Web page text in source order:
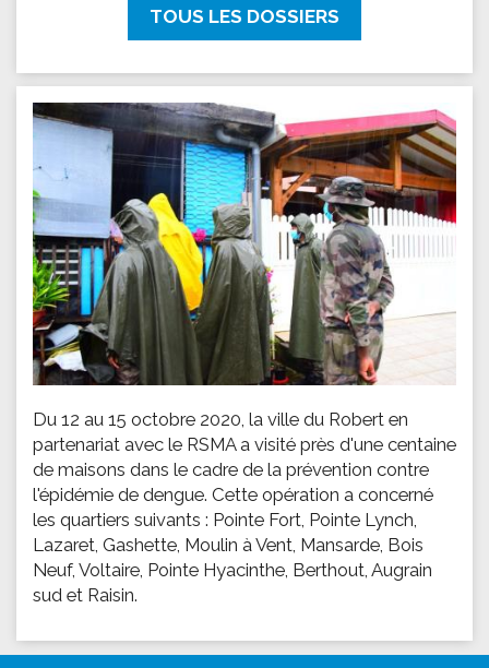
TOUS LES DOSSIERS
Du 12 au 15 octobre 2020, la ville du Robert en
partenariat avec le RSMA a visité près d'une centaine
de maisons dans le cadre de la prévention contre
l'épidémie de dengue. Cette opération a concerné
les quartiers suivants : Pointe Fort, Pointe Lynch,
Lazaret, Gashette, Moulin à Vent, Mansarde, Bois
Neuf, Voltaire, Pointe Hyacinthe, Berthout, Augrain
sud et Raisin.